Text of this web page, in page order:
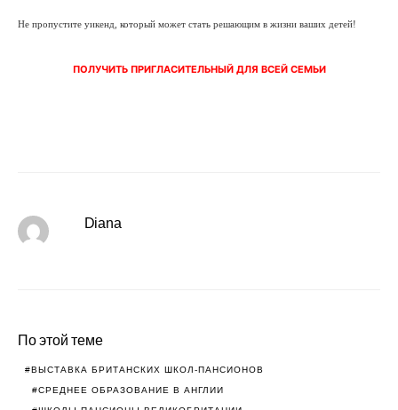
Не пропустите уикенд, который может стать решающим в жизни ваших детей!
ПОЛУЧИТЬ ПРИГЛАСИТЕЛЬНЫЙ ДЛЯ ВСЕЙ СЕМЬИ
Diana
По этой теме
ВЫСТАВКА БРИТАНСКИХ ШКОЛ-ПАНСИОНОВ
СРЕДНЕЕ ОБРАЗОВАНИЕ В АНГЛИИ